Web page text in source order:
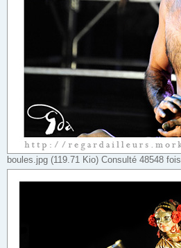
boules.jpg (119.71 Kio) Consulté 48548 fois